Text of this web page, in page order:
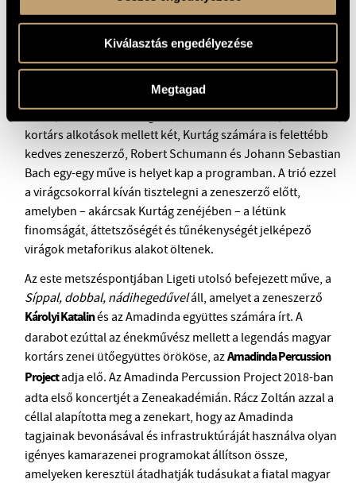
Kiválasztás engedélyezése
Megtagad
műsorán, amelyeket a Trio K a komponista 90.
születésnapjának tiszteletére, az olaszországi Sienában
2016-ban megrendezett ünnepség alkalmából rendelt.
Peter Ablinger, Lukas Ligeti, Alessio Elia, Howard
kortárs alkotások mellett két, Kurtág számára is felettébb
kedves zeneszerző, Robert Schumann és Johann Sebastian
Bach egy-egy műve is helyet kap a programban. A trió ezzel
a virágcsokorral kíván tisztelegni a zeneszerző előtt,
amelyben – akárcsak Kurtág zenéjében – a létünk
finomságát, áttetszőségét és tűnékenységét jelképező
virágok metaforikus alakot öltenek.
Az este metszéspontjában Ligeti utolsó befejezett műve, a
Síppal, dobbal, nádihegedűveláll, amelyet a zeneszerző
Károlyi Katalinés az Amadinda együttes számára írt. A
darabot ezúttal az énekművész mellett a legendás magyar
kortárs zenei ütőegyüttes örököse, azAmadinda Percussion
Projectadja elő. Az Amadinda Percussion Project 2018-ban
adta első koncertjét a Zeneakadémián. Rácz Zoltán azzal a
céllal alapította meg a zenekart, hogy az Amadinda
tagjainak bevonásával és infrastruktúráját használva olyan
igényes kamarazenei programokat állítson össze,
amelyeken keresztül átadhatják tudásukat a fiatal magyar